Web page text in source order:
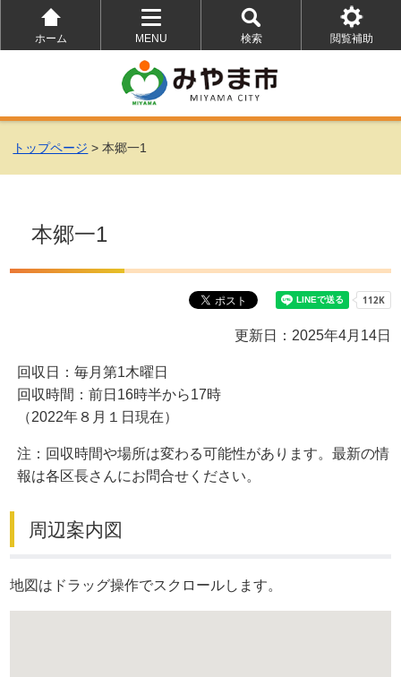
ホーム
MENU
を
開
く
検索
を
開
く
閲覧補助
を
トップページ > 本郷一1
本郷一1
更新日：2025年4月14日
回収日：毎月第1木曜日
回収時間：前日16時半から17時
（2022年８月１日現在）
注：回収時間や場所は変わる可能性があります。最新の情
報は各区長さんにお問合せください。
周辺案内図
地図はドラッグ操作でスクロールします。